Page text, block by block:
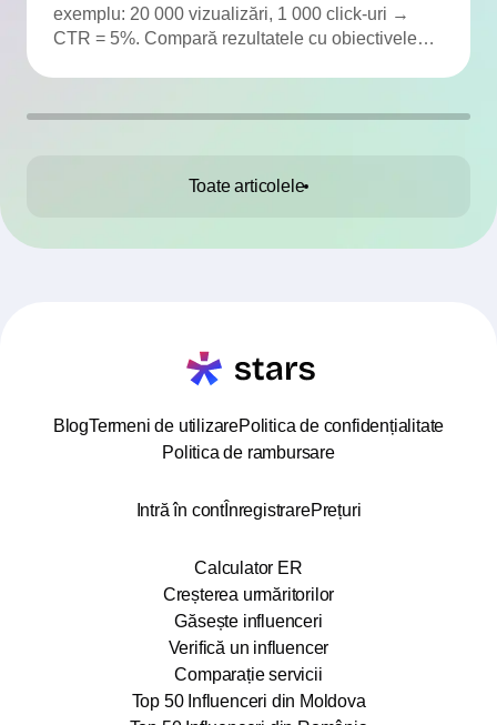
exemplu: 20 000 vizualizări, 1 000 click-uri →
CTR = 5%. Compară rezultatele cu obiectivele
Toate articolele
BlogTermeni de utilizarePolitica de confidențialitate
Politica de rambursare
Intră în contÎnregistrarePrețuri
Calculator ER
Creșterea urmăritorilor
Găsește influenceri
Verifică un influencer
Comparație servicii
Top 50 Influenceri din Moldova